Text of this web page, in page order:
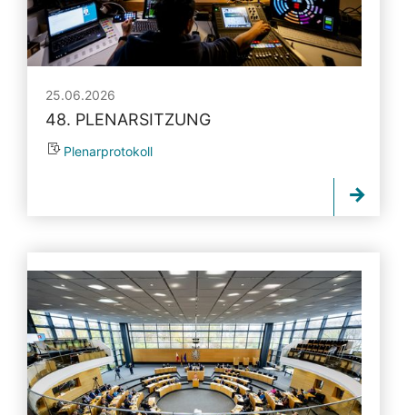
25.06.2026
48. PLENARSITZUNG
Plenarprotokoll